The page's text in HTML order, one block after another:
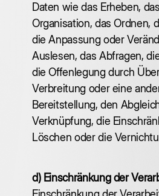
Daten wie das Erheben,
Organisation, das Ordnen,
die Anpassung oder
Auslesen, das Abfragen,
die Offenlegung durch
Verbreitung oder eine
Bereitstellung, den
Verknüpfung, die
Löschen oder die
d) Einschränkung der